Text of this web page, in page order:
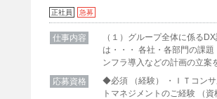
正社員 急募
仕事内容
（１）グループ全体に係る
は・・・ 各社・各部門の課
ンフラ導入などの計画の立
応募資格
◆必須 （経験） ・ＩＴコン
トマネジメントのご経験 （